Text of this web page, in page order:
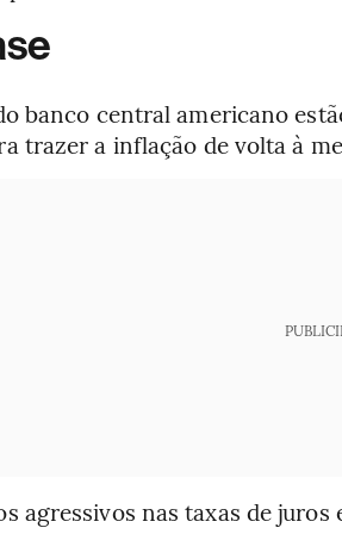
banco central americano
trazer a inflação de volta à
agressivos nas taxas de